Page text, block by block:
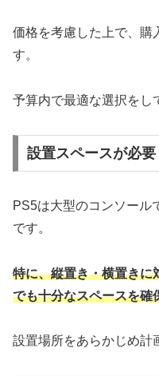
価格を考慮した上で、購
す。
予算内で最適な選択をし
設置スペースが必要
PS5は大型のコンソール
です。
特に、縦置き・横置きに
でも十分なスペースを確
設置場所をあらかじめ計